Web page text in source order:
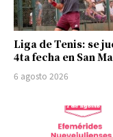
Liga de Tenis: se
4ta fecha en San
6 agosto 2026